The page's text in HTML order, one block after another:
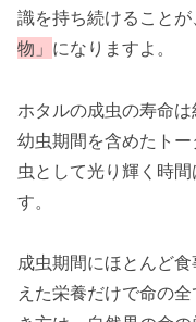
識を持ち続けることが
物」 になりますよ。
ホタルの成虫の寿命は
幼虫期間を含めたト
虫として光り輝く時
す。
成虫期間にほとんど
えた栄養だけで命の